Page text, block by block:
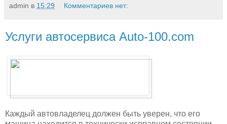
admin в 15:29 Комментариев нет:
Услуги автосервиса Аuto-100.com
Каждый автовладелец должен быть уверен, что его